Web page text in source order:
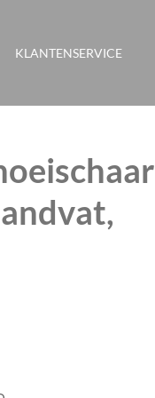
KLANTENSERVICE